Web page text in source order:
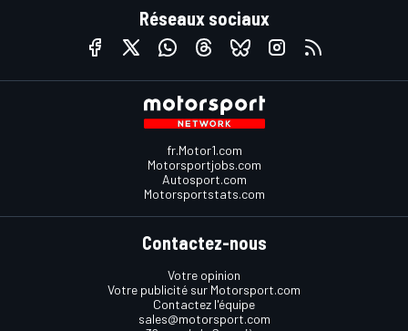
Réseaux sociaux
fr.Motor1.com
Motorsportjobs.com
Autosport.com
Motorsportstats.com
Contactez-nous
Votre opinion
Votre publicité sur Motorsport.com
Contactez l'équipe
sales@motorsport.com